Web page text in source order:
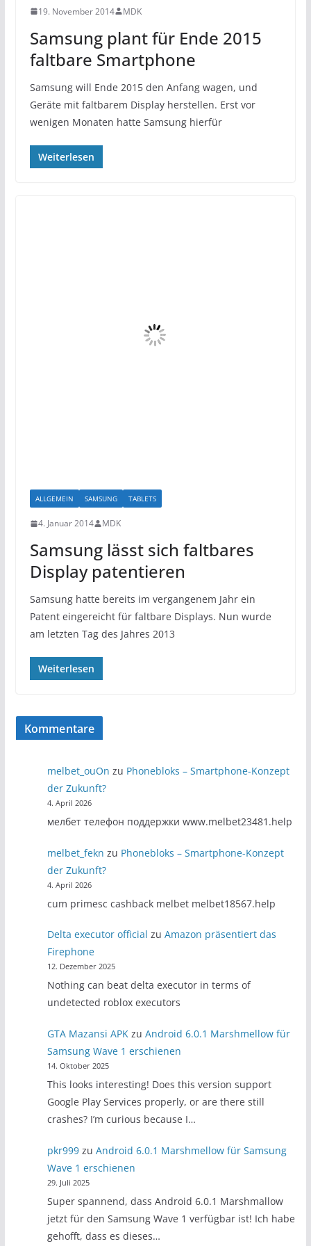
19. November 2014 MDK
Samsung plant für Ende 2015
faltbare Smartphone
Samsung will Ende 2015 den Anfang wagen, und
Geräte mit faltbarem Display herstellen. Erst vor
wenigen Monaten hatte Samsung hierfür
Weiterlesen
ALLGEMEIN SAMSUNG TABLETS
4. Januar 2014 MDK
Samsung lässt sich faltbares
Display patentieren
Samsung hatte bereits im vergangenem Jahr ein
Patent eingereicht für faltbare Displays. Nun wurde
am letzten Tag des Jahres 2013
Weiterlesen
Kommentare
melbet_ouOn zu Phonebloks – Smartphone-Konzept
der Zukunft?
4. April 2026
мелбет телефон поддержки www.melbet23481.help
melbet_fekn zu Phonebloks – Smartphone-Konzept
der Zukunft?
4. April 2026
cum primesc cashback melbet melbet18567.help
Delta executor official zuAmazon präsentiert das
Firephone
12. Dezember 2025
Nothing can beat delta executor in terms of
undetected roblox executors
GTA Mazansi APK zuAndroid 6.0.1 Marshmellow für
Samsung Wave 1 erschienen
14. Oktober 2025
This looks interesting! Does this version support
Google Play Services properly, or are there still
crashes? I’m curious because I…
pkr999 zuAndroid 6.0.1 Marshmellow für Samsung
Wave 1 erschienen
29. Juli 2025
Super spannend, dass Android 6.0.1 Marshmallow
jetzt für den Samsung Wave 1 verfügbar ist! Ich habe
gehofft, dass es dieses…